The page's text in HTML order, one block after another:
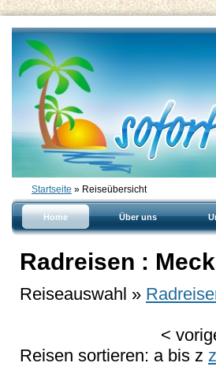
Startseite » Reiseübersicht
Home Über uns
Radreisen :
Reiseauswahl »
<
Reisen sortieren: a bis z